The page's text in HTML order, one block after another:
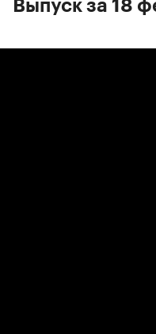
Выпуск за 18